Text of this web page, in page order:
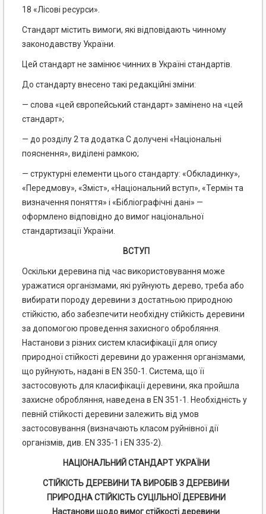
18 «Лісові ресурси».
Стандарт містить вимоги, які відповідають чинному
законодавству України.
Цей стандарт не замінює чинних в Україні стандартів.
До стандарту внесено такі редакційні зміни:
— слова «цей європейський стандарт» замінено на «цей
стандарт»;
— до розділу 2 та додатка С долучені «Національні
пояснення», виділені рамкою;
— структурні елементи цього стандарту: «Обкладинку»,
«Передмову», «Зміст», «Національний вступ», «Термін та
визначення поняття» і «Бібліографічні дані» —
оформлено відповідно до вимог національної
стандартизації України.
ВСТУП
Оскільки деревина під час використовування може
уражатися організмами, які руйнують дерево, треба або
вибирати породу деревини з достатньою природною
стійкістю, або забезпечити необхідну стійкість деревини
за допомогою проведення захисного обробляння.
Настанови з різних систем класифікації для опису
природної стійкості деревини до ураження організмами,
що руйнують, надані в EN 350-1. Система, що її
застосовують для класифікації деревини, яка пройшла
захисне обробляння, наведена в EN 351-1. Необхідність у
певній стійкості деревини залежить від умов
застосовування (визначають класом руйнівної дії
організмів, див. EN 335-1 і EN 335-2).
НАЦІОНАЛЬНИЙ СТАНДАРТ УКРАЇНИ
СТІЙКІСТЬ ДЕРЕВИНИ ТА ВИРОБІВ З ДЕРЕВИНИ
ПРИРОДНА СТІЙКІСТЬ СУЦІЛЬНОЇ ДЕРЕВИНИ
Настанови щодо вимог стійкості деревини